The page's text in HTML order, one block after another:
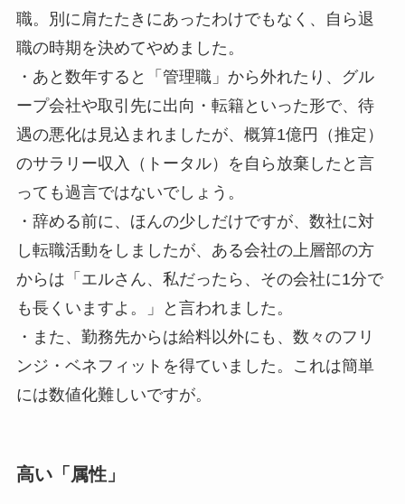
職。別に肩たたきにあったわけでもなく、自ら退
職の時期を決めてやめました。
・あと数年すると「管理職」から外れたり、グル
ープ会社や取引先に出向・転籍といった形で、待
遇の悪化は見込まれましたが、概算1億円（推定）
のサラリー収入（トータル）を自ら放棄したと言
っても過言ではないでしょう。
・辞める前に、ほんの少しだけですが、数社に対
し転職活動をしましたが、ある会社の上層部の方
からは「エルさん、私だったら、その会社に1分で
も長くいますよ。」と言われました。
・また、勤務先からは給料以外にも、数々のフリ
ンジ・ベネフィットを得ていました。これは簡単
には数値化難しいですが。
高い「属性」